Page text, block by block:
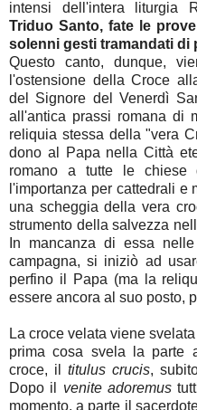
intensi dell'intera liturgia
Triduo Santo, fate le
solenni gesti tramandati di
Questo canto, dunque,
l'ostensione della Croce
del Signore del Venerdì
all'antica prassi romana di
reliquia stessa della "vera
dono al Papa nella Città
romano a tutte le chiese
l'importanza per cattedrali e
una scheggia della vera
strumento della salvezza
In mancanza di essa
campagna, si iniziò ad
perfino il Papa (ma la
essere ancora al suo posto,
La croce velata viene
prima cosa svela la parte
croce, il titulus crucis,
Dopo il venite adoremus
momento, a parte il